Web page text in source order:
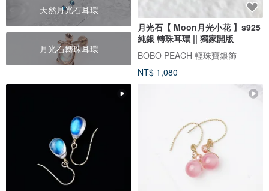
天然月光石耳環
月光石轉珠耳環
月光石【 Moon月光小花 】s925
純銀 轉珠耳環 || 獨家開版
BOBO PEACH 輕珠寶銀飾
NT$ 1,080